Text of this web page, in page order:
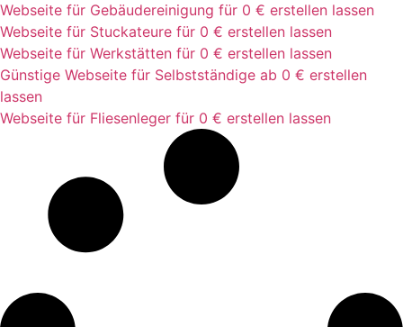
Webseite für Gebäudereinigung für 0 € erstellen lassen
Webseite für Stuckateure für 0 € erstellen lassen
Webseite für Werkstätten für 0 € erstellen lassen
Günstige Webseite für Selbstständige ab 0 € erstellen
lassen
Webseite für Fliesenleger für 0 € erstellen lassen